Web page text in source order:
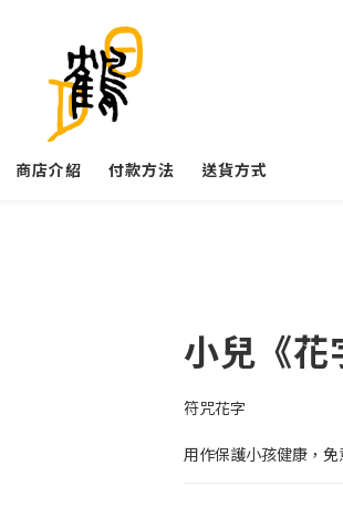
商店介紹 付款方法 送貨方式
小兒《花
符咒花字
用作保護小孩健康，